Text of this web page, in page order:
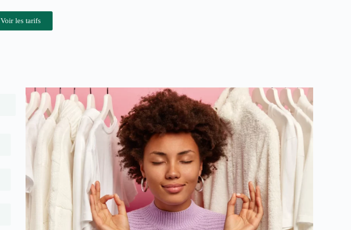
Voir les tarifs